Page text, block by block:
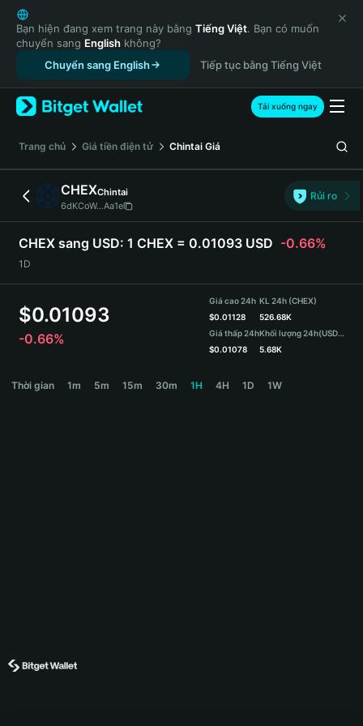
English
日本語
Tiếng Việt
Русский
Español (Latinoamérica)
Türkçe
Français
Deutsch
简体中文
繁體中文
Português (Portugal)
Bahasa Indonesia
ภาษาไทย
हिन्दी
Español
Português (Brasil)
Bạn hiện đang xem trang này bằng Tiếng Việt. Bạn có muốn
chuyển sang English không?
Chuyển sang English
Tiếp tục bằng Tiếng Việt
Tải xuống ngay
‌Trang chủ Giá tiền điện tử Chintai Giá
CHEXChintai
6dKCoW...Aa1e
Rủi ro
CHEX sang USD: 1 CHEX = 0.01093 USD -0.66%
1D
$0.01093
-0.66%
Giá cao 24h
$0.01128
Giá thấp 24h
$0.01078
KL 24h (CHEX)
526.68K
Khối lượng 24h(USDT)
5.68K
Thời gian 1m 5m 15m 30m 1H 4H 1D 1W